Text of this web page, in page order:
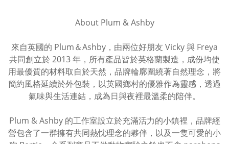
About Plum & Ashby
來自英國的 Plum＆Ashby，由兩位好朋友 Vicky 與 Freya
共同創立於 2013 年，所有產品皆於英格蘭製造，成份均使
用最優質的材料取自於天然，品牌輪廓圍繞著自然理念，將
簡約風格延續於外包裝，以英國鄉村的優雅作為靈感，透過
氣味與生活連結，成為日與夜裡最溫柔的陪伴。
Plum & Ashby 的工作室設立於充滿活力的小鎮裡，品牌經
營包含了一群擁有共同熱忱理念的夥伴，以及一隻可愛的小